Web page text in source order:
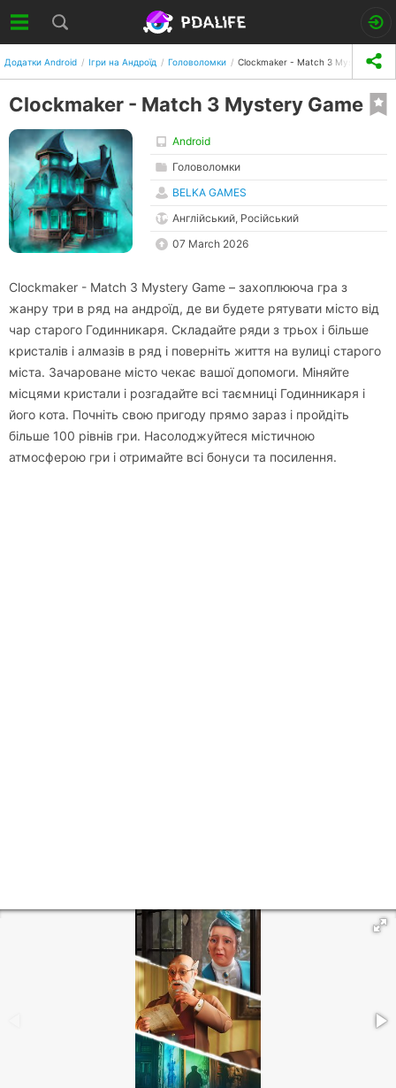
Додатки Android Ігри на Андроїд Головоломки Clockmaker - Match 3 Mystery
Clockmaker - Match 3 Mystery Game
Android
Головоломки
BELKA GAMES
Англійський, Російський
07 March 2026
Clockmaker - Match 3 Mystery Game – захоплююча гра з
жанру три в ряд на андроїд, де ви будете рятувати місто від
чар старого Годинникаря. Складайте ряди з трьох і більше
кристалів і алмазів в ряд і поверніть життя на вулиці старого
міста. Зачароване місто чекає вашої допомоги. Міняйте
місцями кристали і розгадайте всі таємниці Годинникаря і
його кота. Почніть свою пригоду прямо зараз і пройдіть
більше 100 рівнів гри. Насолоджуйтеся містичною
атмосферою гри і отримайте всі бонуси та посилення.